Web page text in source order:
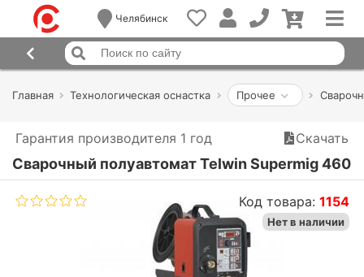
Челябинск
Главная Технологическая оснастка Прочее
Гарантия производителя 1 год Скачать
Сварочный полуавтомат Telwin Supermig 460
Код товара:1154
Нет в наличии